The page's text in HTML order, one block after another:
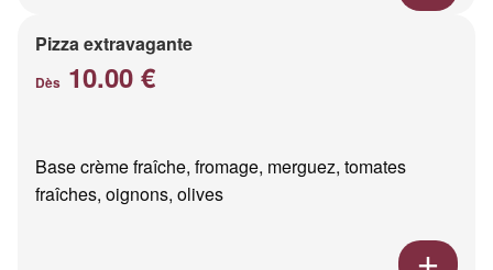
Pizza extravagante
Dès 10.00 €
Base crème fraîche, fromage, merguez, tomates
fraîches, oignons, olives